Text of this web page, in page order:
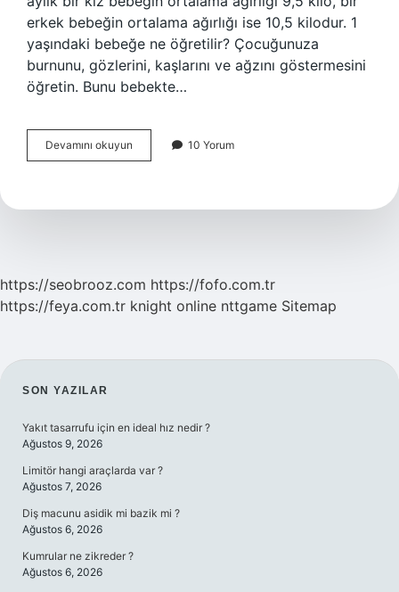
erkek bebeğin ortalama ağırlığı ise 10,5 kilodur. 1
yaşındaki bebeğe ne öğretilir? Çocuğunuza
burnunu, gözlerini, kaşlarını ve ağzını göstermesini
öğretin. Bunu bebekte…
Devamını okuyun
Aylık
Için
10 Yorum
https://seobrooz.com https://fofo.com.tr
https://feya.com.tr knight online nttgame Sitemap
SIDEBAR
SON YAZILAR
Yakıt tasarrufu için en ideal hız nedir ?
Ağustos 9, 2026
Limitör hangi araçlarda var ?
Ağustos 7, 2026
Diş macunu asidik mi bazik mi ?
Ağustos 6, 2026
Kumrular ne zikreder ?
Ağustos 6, 2026